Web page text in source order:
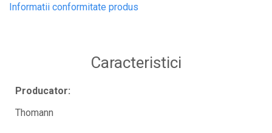
Informatii conformitate produs
Caracteristici
Producator:
Thomann